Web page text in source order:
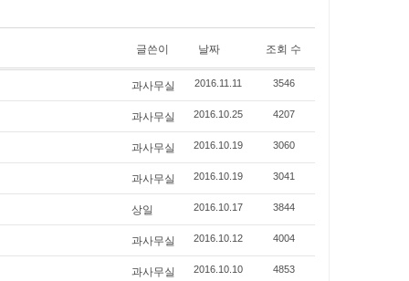
글쓴이 날짜 조회 수
과사무실 2016.11.11 3546
과사무실 2016.10.25 4207
과사무실 2016.10.19 3060
과사무실 2016.10.19 3041
상일 2016.10.17 3844
과사무실 2016.10.12 4004
과사무실 2016.10.10 4853